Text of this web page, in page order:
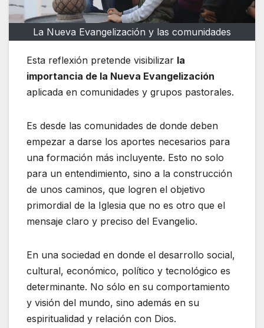
La Nueva Evangelización y las comunidades
Esta reflexión pretende visibilizar la
importancia de la Nueva Evangelización
aplicada en comunidades y grupos pastorales.
Es desde las comunidades de donde deben
empezar a darse los aportes necesarios para
una formación más incluyente. Esto no solo
para un entendimiento, sino a la construcción
de unos caminos, que logren el objetivo
primordial de la Iglesia que no es otro que el
mensaje claro y preciso del Evangelio.
En una sociedad en donde el desarrollo social,
cultural, económico, político y tecnológico es
determinante. No sólo en su comportamiento
y visión del mundo, sino además en su
espiritualidad y relación con Dios.